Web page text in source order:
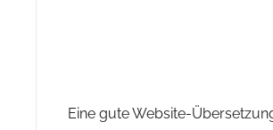
Eine gute Website-